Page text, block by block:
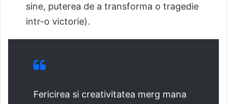
sine, puterea de a transforma o tragedie
intr-o victorie).
Fericirea si creativitatea merg mana